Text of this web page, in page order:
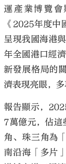
運產業博覽
《2025年度中
呈現我國海港
年全國港口經
新發展格局的
濟表現亮眼，多
報告顯示，
7萬億元，佔這
角、珠三角為
南沿海「多片